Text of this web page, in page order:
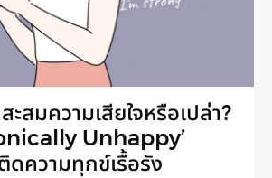
สมความเสียใจหรือเปล่า?
Unhappy’
ดความทุกข์เรื้อรัง